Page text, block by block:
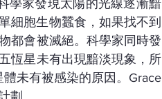
學家發現太陽的光線逐漸黯
細胞生物蠶食，如果找不到
都會被滅絕。科學家同時發
恆星未有出現黯淡現象，所
未有被感染的原因。Grace
劃。